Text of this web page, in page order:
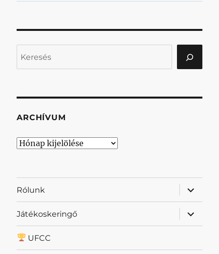
ARCHÍVUM
Archívum
Rólunk
almenü
Játékoskeringő
almenü
UFCC